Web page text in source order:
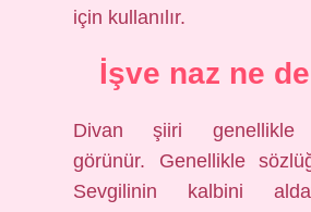
için kullanılır.
İşve naz ne
Divan şiiri genellikle
görünür. Genellikle
Sevgilinin kalbini